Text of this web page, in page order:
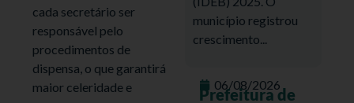
cada secretário ser
responsável pelo
procedimentos de
dispensa, o que garantirá
maior celeridade e
município registrou
crescimento...
06/08/2026
Prefeitura de